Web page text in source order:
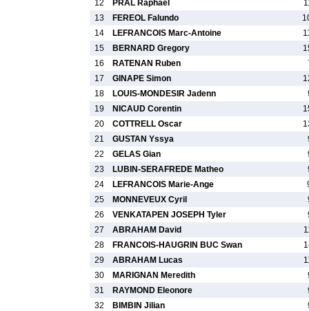
12
PRAL Raphael
13
FEREOL Falundo
14
LEFRANCOIS Marc-Antoine
15
BERNARD Gregory
16
RATENAN Ruben
17
GINAPE Simon
18
LOUIS-MONDESIR Jadenn
19
NICAUD Corentin
20
COTTRELL Oscar
21
GUSTAN Yssya
22
GELAS Gian
23
LUBIN-SERAFREDE Matheo
24
LEFRANCOIS Marie-Ange
25
MONNEVEUX Cyril
26
VENKATAPEN JOSEPH Tyler
27
ABRAHAM David
28
FRANCOIS-HAUGRIN BUC Swan
29
ABRAHAM Lucas
30
MARIGNAN Meredith
31
RAYMOND Eleonore
32
BIMBIN Jilian